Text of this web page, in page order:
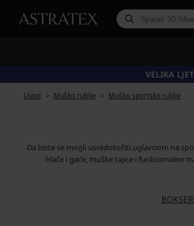
VELIKA
Uvod Muško rublje Muško sportsko rublje
Da biste se mogli usredotočiti uglavnom na
hlače i gaće, muške tajice i funkcionalne